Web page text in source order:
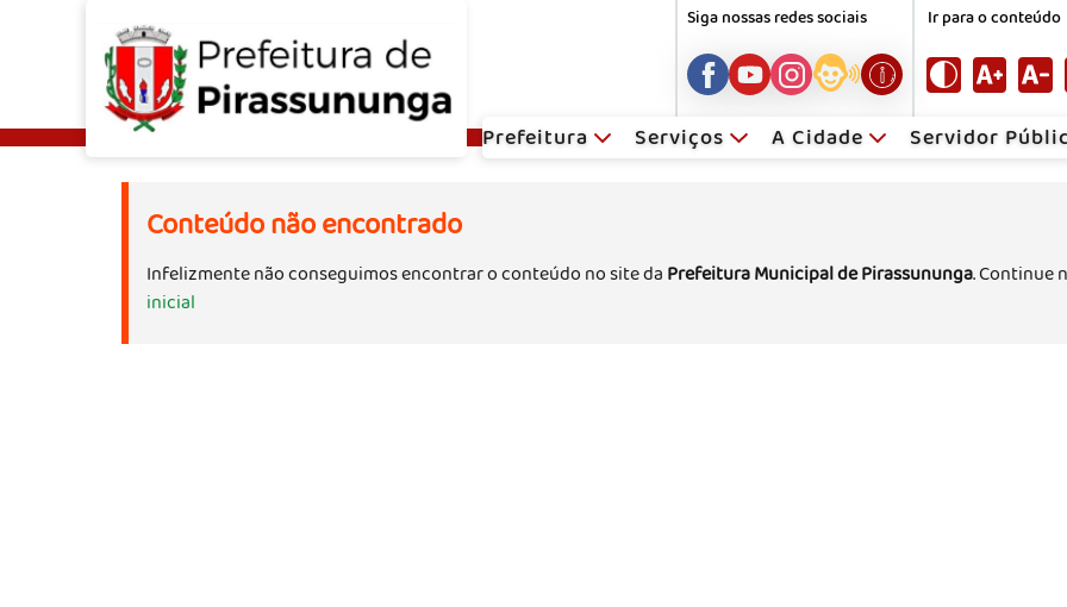
Siga nossas redes sociais Ir para o conteúdo
Prefeitura Serviços A Cidade Servidor
Conteúdo não encontrado
Infelizmente não conseguimos encontrar o conteúdo no site da Prefeitura Municipal de Pirassununga. Continue
inicial